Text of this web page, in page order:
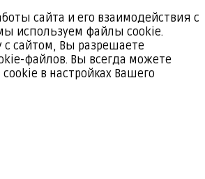
сайта и его взаимодействия с
используем файлы cookie.
сайтом, Вы разрешаете
файлов. Вы всегда можете
в настройках Вашего